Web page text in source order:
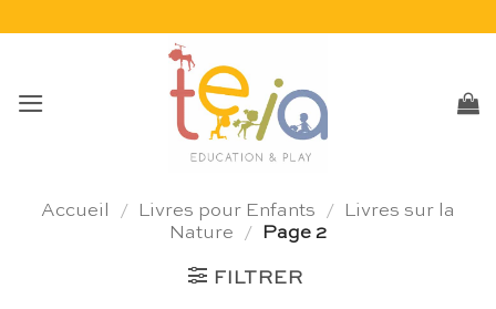
Accueil / Livres pour Enfants /
Livres sur la
Nature
/ Page 2
FILTRER